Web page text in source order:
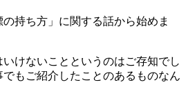
持ち方」に関する話から始めま
けないことというのはご存知でし
でもご紹介したことのあるものなん